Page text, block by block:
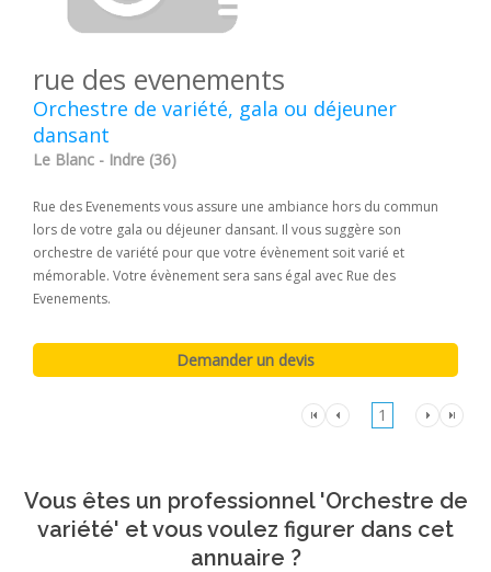
rue des evenements
Orchestre de variété, gala ou déjeuner
dansant
Le Blanc - Indre (36)
Rue des Evenements vous assure une ambiance hors du commun
lors de votre gala ou déjeuner dansant. Il vous suggère son
orchestre de variété pour que votre évènement soit varié et
mémorable. Votre évènement sera sans égal avec Rue des
Evenements.
1
Vous êtes un professionnel 'Orchestre de
variété' et vous voulez figurer dans cet
annuaire ?